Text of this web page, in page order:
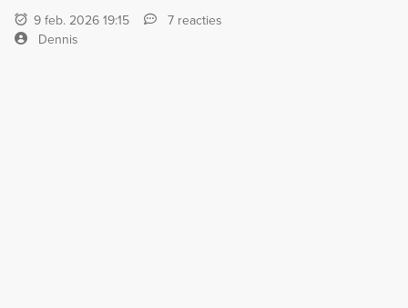
9 feb. 2026 19:15
7 reacties
Dennis